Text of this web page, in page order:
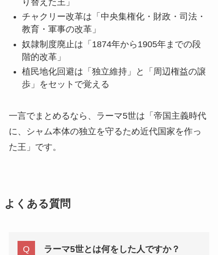
チャクリー改革は「中央集権化・財政・司法・
教育・軍事の改革」
奴隷制度廃止は「1874年から1905年までの段
階的改革」
植民地化回避は「独立維持」と「周辺権益の譲
歩」をセットで覚える
一言でまとめるなら、ラーマ5世は「帝国主義時代
に、シャム本体の独立を守るため近代国家を作っ
た王」です。
よくある質問
ラーマ5世とは何をした人ですか？